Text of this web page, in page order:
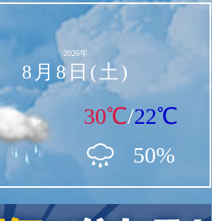
2026年
8月8日(土)
30℃/22℃
50%